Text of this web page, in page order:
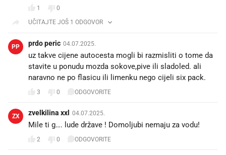
1
0
UČITAJTE JOŠ 1 ODGOVOR
PP prdo peric 04.07.2025.
uz takve cijene autocesta mogli bi razmisliti o tome da
stavite u ponudu mozda sokove,pive ili sladoled. ali
naravno ne po flasicu ili limenku nego cijeli six pack.
3 0 ODGOVORITE
ZX zvelkilina xxl 04.07.2025.
Mile ti g…. lude države ! Domoljubi nemaju za vodu!
2 0 ODGOVORITE